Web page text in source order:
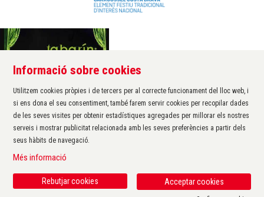
Àrea de cultura de l'Ajuntament de Palafrugell
Carrer Santa Margarida, 1
17200 Palafrugell
972 611 172 ·
cultura@palafrugell.cat
Sitemap | Avís Legal
Informació sobre cookies
Utilitzem cookies pròpies i de tercers per al correcte funcionament del lloc web, i
si ens dona el seu consentiment, també farem servir cookies per recopilar dades
de les seves visites per obtenir estadístiques agregades per millorar els nostres
serveis i mostrar publicitat relacionada amb les seves preferències a partir dels
seus hàbits de navegació.
Més informació
Acceptar cookies
Rebutjar cookies